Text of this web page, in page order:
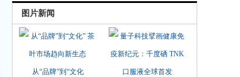
图片新闻
从“品牌”到“文化